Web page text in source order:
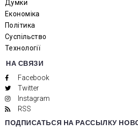
Думки
Економіка
Політика
Суспільство
Технології
НА СВЯЗИ
Facebook
Twitter
Instagram
RSS
ПОДПИСАТЬСЯ НА РАССЫЛКУ